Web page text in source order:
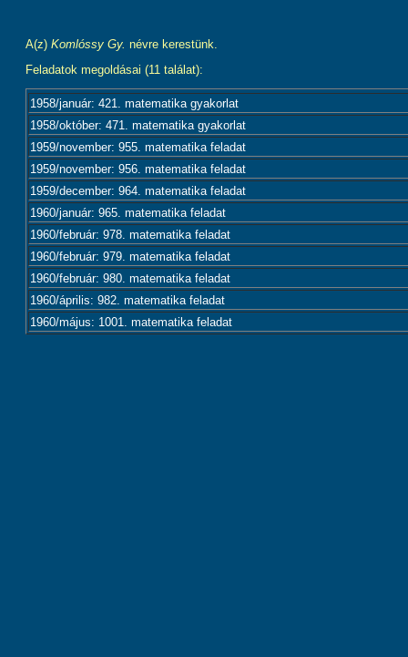
A(z) Komlóssy Gy. névre kerestünk.
Feladatok megoldásai (11 találat):
1958/január: 421. matematika gyakorlat
1958/október: 471. matematika gyakorlat
1959/november: 955. matematika feladat
1959/november: 956. matematika feladat
1959/december: 964. matematika feladat
1960/január: 965. matematika feladat
1960/február: 978. matematika feladat
1960/február: 979. matematika feladat
1960/február: 980. matematika feladat
1960/április: 982. matematika feladat
1960/május: 1001. matematika feladat